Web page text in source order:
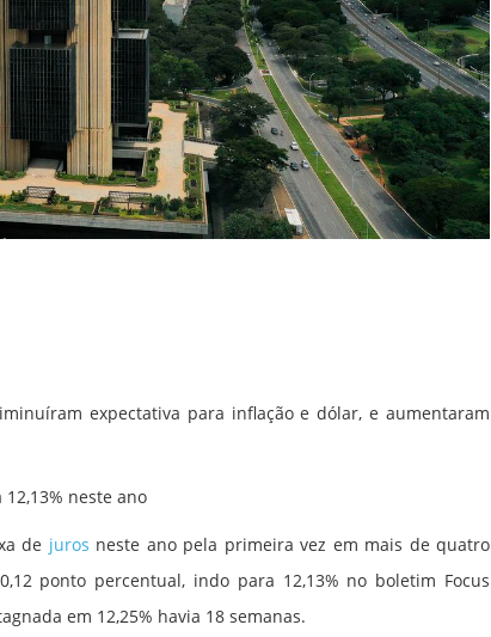
expectativa para inflação e dólar, e aumentaram
neste ano
de juros neste ano pela primeira vez em mais de quatro
ponto percentual, indo para 12,13% no boletim Focus
em 12,25% havia 18 semanas.